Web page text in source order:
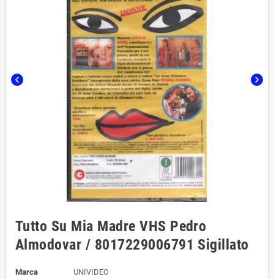
chevron_left chevron_right
Tutto Su Mia Madre VHS Pedro
Almodovar / 8017229006791 Sigillato
Marca
UNIVIDEO